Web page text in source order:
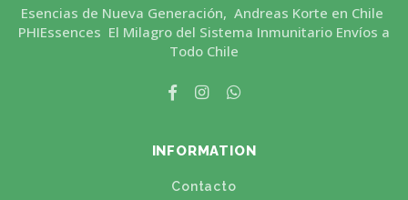
Esencias de Nueva Generación, Andreas Korte en Chile
PHIEssences El Milagro del Sistema Inmunitario Envíos a
Todo Chile
INFORMATION
Contacto